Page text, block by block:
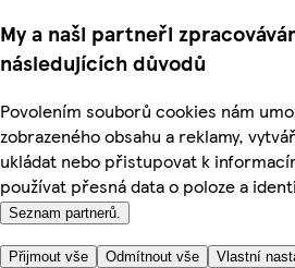
My a naši partneři
následujících důvodů
Povolením souborů cookies nám
zobrazeného obsahu a reklamy,
ukládat nebo přistupovat k
používat přesná data o poloze a
Seznam partnerů.
Přijmout vše Odmítnout vše Vlastní